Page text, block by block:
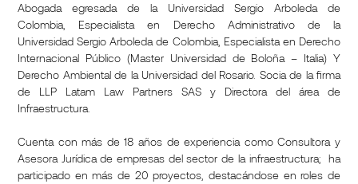
Abogada egresada de la Universidad Sergio Arboleda de
Colombia, Especialista en Derecho Administrativo de la
Universidad Sergio Arboleda de Colombia, Especialista en Derecho
Internacional Público (Master Universidad de Boloña – Italia) Y
Derecho Ambiental de la Universidad del Rosario. Socia de la firma
de LLP Latam Law Partners SAS y Directora del área de
Infraestructura.
Cuenta con más de 18 años de experiencia como Consultora y
Asesora Jurídica de empresas del sector de la infraestructura; ha
participado en más de 20 proyectos, destacándose en roles de